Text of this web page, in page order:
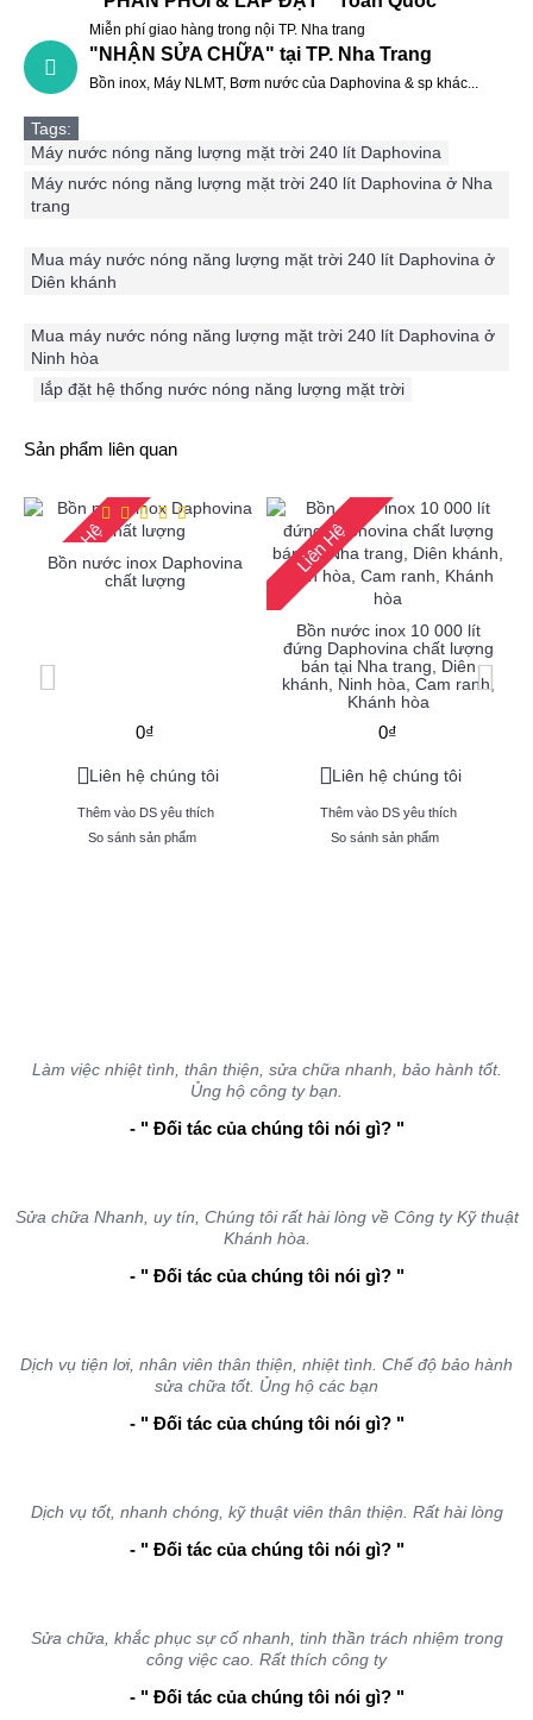
Miễn phí giao hàng trong nội TP. Nha trang
"NHẬN SỬA CHỮA" tại TP. Nha Trang
Bồn inox, Máy NLMT, Bơm nước của Daphovina & sp khác...
Tags:
Máy nước nóng năng lượng mặt trời 240 lít Daphovina
Máy nước nóng năng lượng mặt trời 240 lít Daphovina ở Nha
trang
Mua máy nước nóng năng lượng mặt trời 240 lít Daphovina ở
Diên khánh
Mua máy nước nóng năng lượng mặt trời 240 lít Daphovina ở
Ninh hòa
lắp đặt hệ thống nước nóng năng lượng mặt trời
Sản phẩm liên quan
Liên Hệ
Bồn nước inox Daphovina
chất lượng
0₫
Liên hệ chúng tôi
Thêm vào DS yêu thích
So sánh sản phẩm
Liên Hệ
Bồn nước inox 10 000 lít
đứng Daphovina chất lượng
bán tại Nha trang, Diên
khánh, Ninh hòa, Cam ranh,
Khánh hòa
0₫
Liên hệ chúng tôi
Thêm vào DS yêu thích
So sánh sản phẩm
Làm việc nhiệt tình, thân thiện, sửa chữa nhanh, bảo hành tốt.
Ủng hộ công ty bạn.
- " Đối tác của chúng tôi nói gì? "
Sửa chữa Nhanh, uy tín, Chúng tôi rất hài lòng về Công ty Kỹ thuật
Khánh hòa.
- " Đối tác của chúng tôi nói gì? "
Dịch vụ tiện lơi, nhân viên thân thiện, nhiệt tình. Chế độ bảo hành
sửa chữa tốt. Ủng hộ các bạn
- " Đối tác của chúng tôi nói gì? "
Dịch vụ tốt, nhanh chóng, kỹ thuật viên thân thiện. Rất hài lòng
- " Đối tác của chúng tôi nói gì? "
Sửa chữa, khắc phục sự cố nhanh, tinh thần trách nhiệm trong
công việc cao. Rất thích công ty
- " Đối tác của chúng tôi nói gì? "